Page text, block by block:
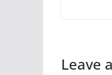
Leave